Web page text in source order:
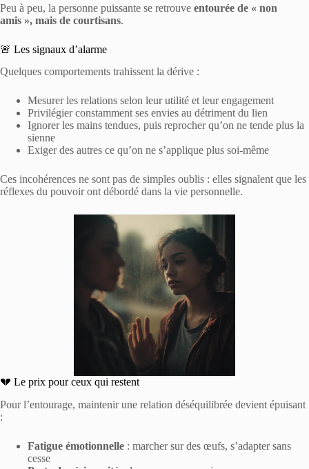
Peu à peu, la personne puissante se retrouve entourée de « non
amis », mais de courtisans.
🚨 Les signaux d’alarme
Quelques comportements trahissent la dérive :
Mesurer les relations selon leur utilité et leur engagement
Privilégier constamment ses envies au détriment du lien
Ignorer les mains tendues, puis reprocher qu’on ne tende plus la
sienne
Exiger des autres ce qu’on ne s’applique plus soi-même
Ces incohérences ne sont pas de simples oublis : elles signalent que les
réflexes du pouvoir ont débordé dans la vie personnelle.
💔 Le prix pour ceux qui restent
Pour l’entourage, maintenir une relation déséquilibrée devient épuisant
:
Fatigue émotionnelle : marcher sur des œufs, s’adapter sans
cesse